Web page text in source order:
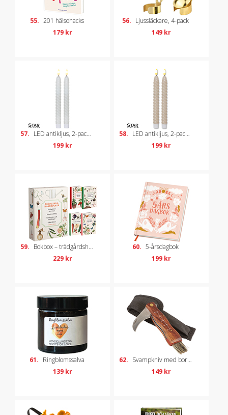
55. 201 hälsohacks
179 kr
56. Ljussläckare, 4-pack
149 kr
57. LED antikljus, 2-pack – vit
199 kr
58. LED antikljus, 2-pack – beige
199 kr
59. Bokbox – trädgårdshandböcker, 4 st
229 kr
60. 5-årsdagbok
199 kr
61. Ringblomssalva
139 kr
62. Svampkniv med borste
149 kr